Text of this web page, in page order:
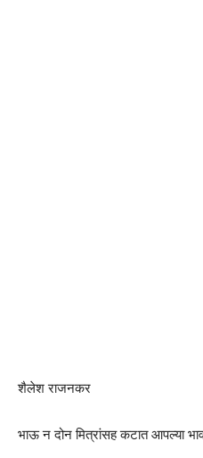
शैलेश राजनकर
भाऊ न दोन मित्रांसह कटात आपल्या